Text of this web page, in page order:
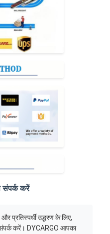
संपर्क करें
प्रतिस्पर्धी उद्धरण के लिए,
करें। DYCARGO आपका